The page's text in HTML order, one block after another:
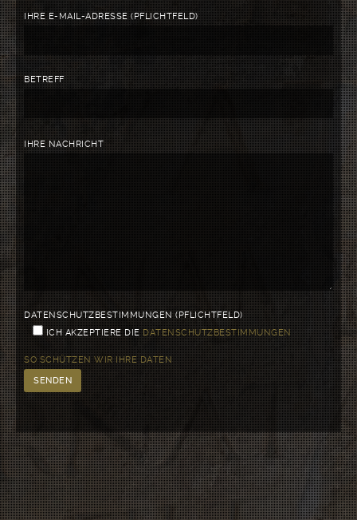
IHRE E-MAIL-ADRESSE (PFLICHTFELD)
BETREFF
BITTE
IHRE NACHRICHT
DATENSCHUTZBESTIMMUNGEN (PFLICHTFELD)
ICH AKZEPTIERE DIEDATENSCHUTZBESTIMMUNGEN
SO SCHÜTZEN WIR IHRE DATEN